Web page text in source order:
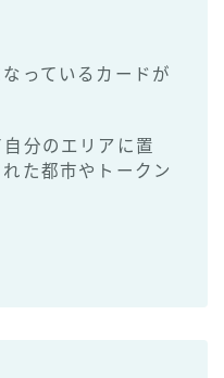
っているカードが
分のエリアに置
た都市やトークン